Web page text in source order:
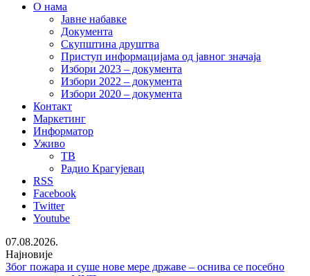
О нама
Јавне набавке
Документа
Скупштина друштва
Приступ информацијама од јавног значаја
Избори 2023 – документа
Избори 2022 – документа
Избори 2020 – документа
Контакт
Маркетинг
Информатор
Уживо
ТВ
Радио Крагујевац
RSS
Facebook
Twitter
Youtube
07.08.2026.
Најновије
Због пожара и суше нове мере државе – оснива се посебно